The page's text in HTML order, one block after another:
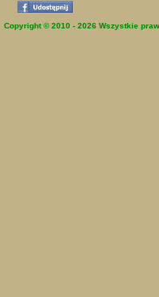
Copyright © 2010 - 2026 Wszystkie